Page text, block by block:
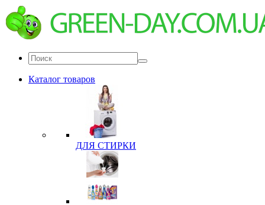
Каталог товаров
ДЛЯ СТИРКИ